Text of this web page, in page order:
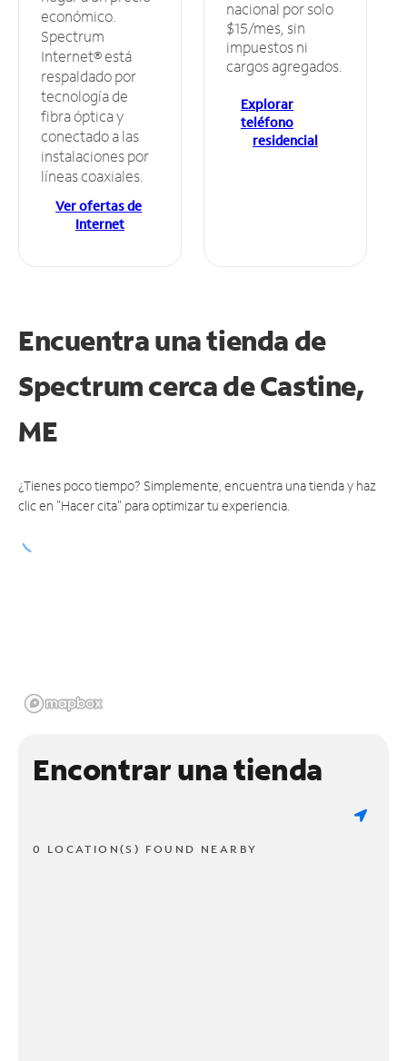
económico.
Spectrum
Internet® está
respaldado por
tecnología de
fibra óptica y
conectado a las
instalaciones por
líneas coaxiales.
Ver ofertas de
Internet
nacional por solo
$15/mes, sin
impuestos ni
cargos agregados.
Explorar
teléfono
residencial
Encuentra una tienda de
Spectrumcerca de Castine,
ME
¿Tienes poco tiempo? Simplemente, encuentra una tienda y haz
clic en "Hacer cita" para optimizar tu experiencia.
Encontrar una tienda
0 LOCATION(S) FOUND NEARBY